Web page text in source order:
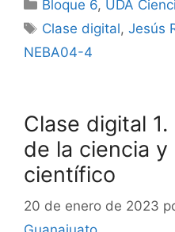
Bloque 6, UDA
Etiquetas
Clase digital,Jesús
NEBA04-4
Clase digital
de la ciencia
científico
20 de enero de 2023